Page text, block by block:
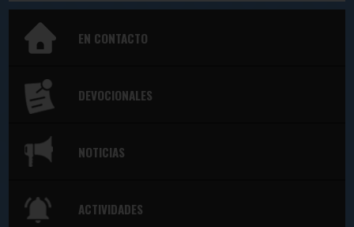
EN CONTACTO
DEVOCIONALES
NOTICIAS
ACTIVIDADES